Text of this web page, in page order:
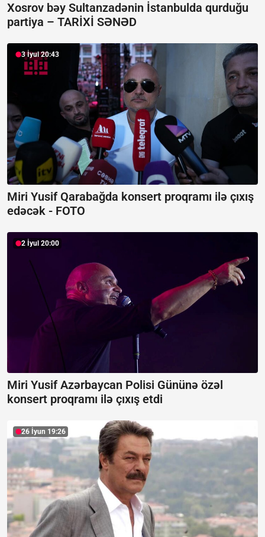
Xosrov bəy Sultanzadənin İstanbulda qurduğu
partiya – TARİXİ SƏNƏD
3 İyul 20:43
Miri Yusif Qarabağda konsert proqramı ilə çıxış
edəcək - FOTO
2 İyul 20:00
Miri Yusif Azərbaycan Polisi Gününə özəl
konsert proqramı ilə çıxış etdi
26 İyun 19:26